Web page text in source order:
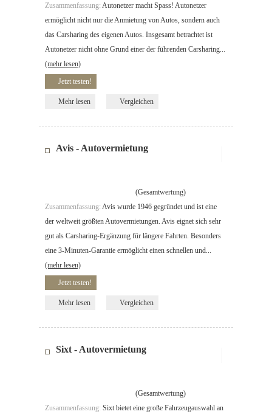
Zusammenfassung: Autonetzer macht Spass! Autonetzer
ermöglicht nicht nur die Anmietung von Autos, sondern auch
das Carsharing des eigenen Autos. Insgesamt betrachtet ist
Autonetzer nicht ohne Grund einer der führenden Carsharing...
(mehr lesen)
Jetzt testen!
Mehr lesen Vergleichen
Avis - Autovermietung
(Gesamtwertung)
Zusammenfassung: Avis wurde 1946 gegründet und ist eine
der weltweit größten Autovermietungen. Avis eignet sich sehr
gut als Carsharing-Ergänzung für längere Fahrten. Besonders
eine 3-Minuten-Garantie ermöglicht einen schnellen und...
(mehr lesen)
Jetzt testen!
Mehr lesen Vergleichen
Sixt - Autovermietung
(Gesamtwertung)
Zusammenfassung: Sixt bietet eine große Fahrzeugauswahl an